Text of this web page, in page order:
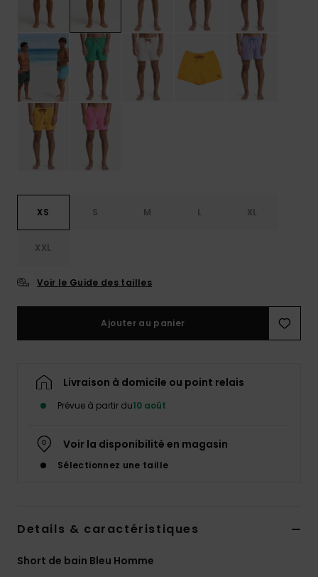
XS S M L XL
XXL
Voir le Guide des tailles
Ajouter au panier
Livraison à domicile ou point relais
Prévue à partir du10 août
Voir la disponibilité en magasin
Sélectionnez une taille
Details & caractéristiques
Short de bain Bleu Homme